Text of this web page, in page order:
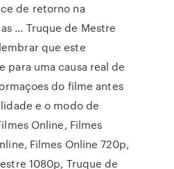
de retorno na
… Truque de Mestre
que este
para uma causa real de
do filme antes
e o modo de
Online, Filmes
Filmes Online 720p,
1080p, Truque de